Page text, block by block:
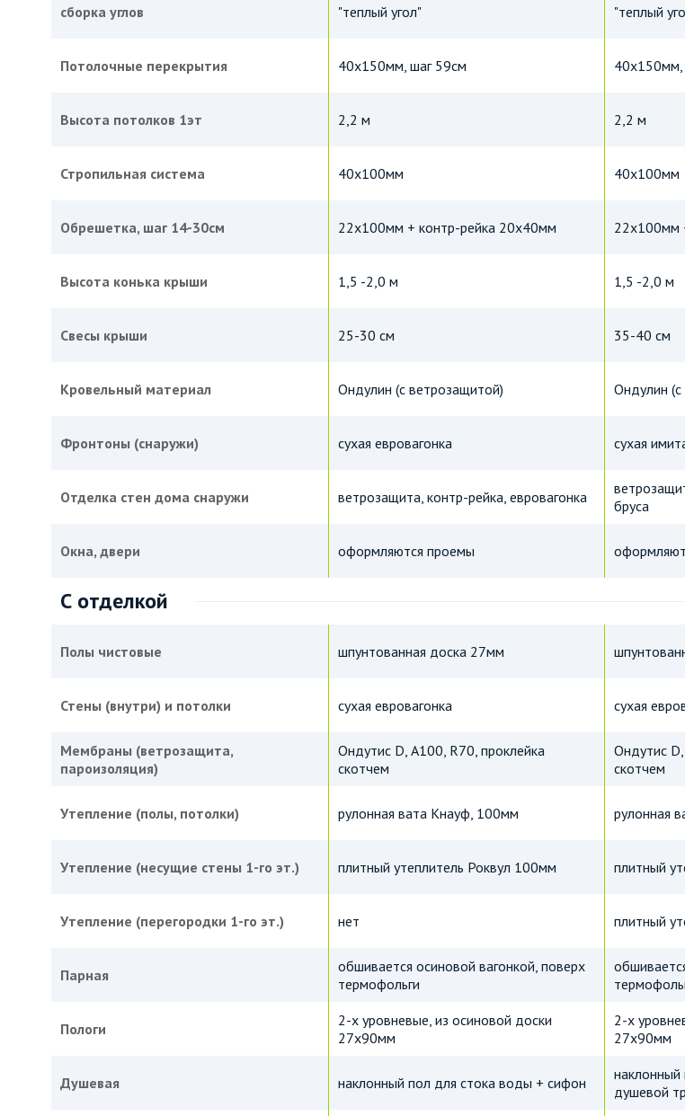
сборка углов
Потолочные перекрытия
Высота потолков 1эт
Стропильная система
Обрешетка, шаг 14-30см
Высота конька крыши
Свесы крыши
Кровельный материал
Фронтоны (снаружи)
Отделка стен дома снаружи
Окна, двери
С отделкой
Полы чистовые
Стены (внутри) и потолки
Мембраны (ветрозащита,
пароизоляция)
Утепление (полы, потолки)
Утепление (несущие стены 1-го эт.)
Утепление (перегородки 1-го эт.)
Парная
Пологи
Душевая
"теплый угол"
40х150мм, шаг 59см
2,2 м
40х100мм
22х100мм + контр-рейка 20х40мм
1,5 -2,0 м
25-30 см
Ондулин (с ветрозащитой)
сухая евровагонка
ветрозащита, контр-рейка, евровагонка
оформляются проемы
шпунтованная доска 27мм
сухая евровагонка
Ондутис D, А100, R70, проклейка
скотчем
рулонная вата Кнауф, 100мм
плитный утеплитель Роквул 100мм
нет
обшивается осиновой вагонкой, поверх
термофольги
2-х уровневые, из осиновой доски
27х90мм
наклонный пол для стока воды + сифон
"теплый
40х150мм,
2,2 м
40х100мм
22х100мм
1,5 -2,0 м
35-40 см
Ондулин
сухая
бруса
сухая
Ондутис
скотчем
рулонная
плитный
плитный
2-х
27х90мм
душевой